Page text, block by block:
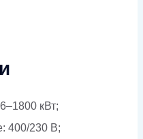
кВт;
400/230 В;